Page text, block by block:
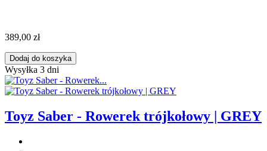
389,00 zł
Dodaj do koszyka
Wysyłka 3 dni
Toyz Saber - Rowerek trójkołowy | GREY